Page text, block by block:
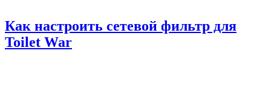
Как настроить сетевой фильтр для
Toilet War